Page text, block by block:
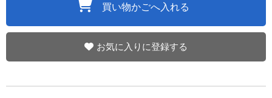
買い物かごへ入れる
お気に入りに登録する